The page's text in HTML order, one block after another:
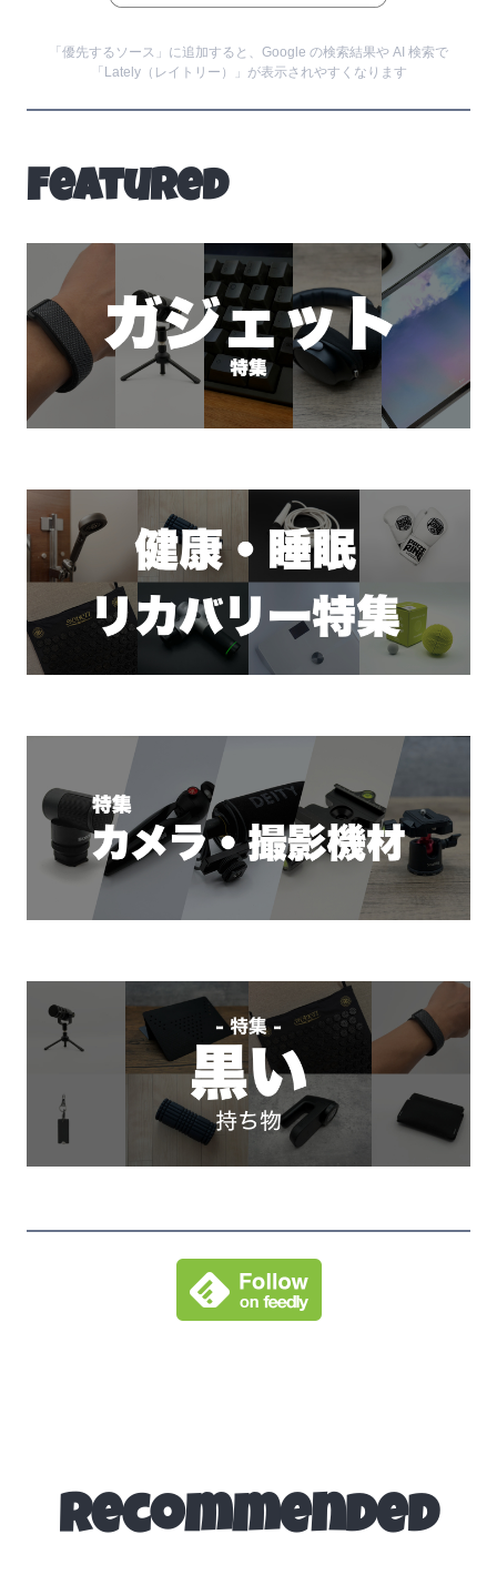
「優先するソース」に追加すると、Google の検索結果や AI 検索で
「Lately（レイトリー）」が表示されやすくなります
Featured
Recommended